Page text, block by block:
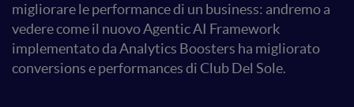
migliorare le performance di un business: andremo a
vedere come il nuovo Agentic AI Framework
implementato da Analytics Boosters ha migliorato
conversions e performances di Club Del Sole.